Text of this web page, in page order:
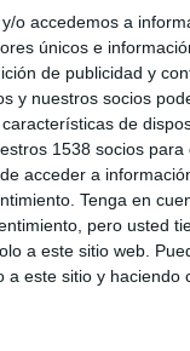
o accedemos a
únicos e
de publicidad y
y nuestros socios
de
1538 socios
acceder a
Tenga en
pero usted
a este sitio web.
este sitio y